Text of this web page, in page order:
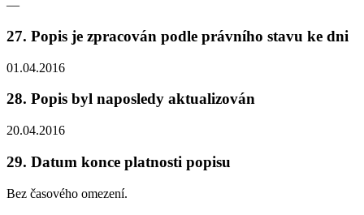
—
27. Popis je zpracován podle právního stavu ke dni
01.04.2016
28. Popis byl naposledy aktualizován
20.04.2016
29. Datum konce platnosti popisu
Bez časového omezení.